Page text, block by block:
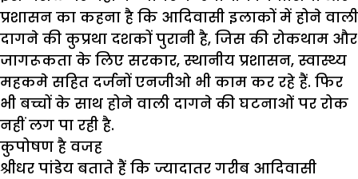
प्रशासन का कहना है कि आदिवासी इलाकों में होने वाली
दागने की कुप्रथा दशकों पुरानी है, जिस की रोकथाम और
जागरूकता के लिए सरकार, स्थानीय प्रशासन, स्वास्थ्य
महकमे सहित दर्जनों एनजीओ भी काम कर रहे हैं. फिर
भी बच्चों के साथ होने वाली दागने की घटनाओं पर रोक
नहीं लग पा रही है.
कुपोषण है वजह
श्रीधर पांडेय बताते हैं कि ज्यादातर गरीब आदिवासी